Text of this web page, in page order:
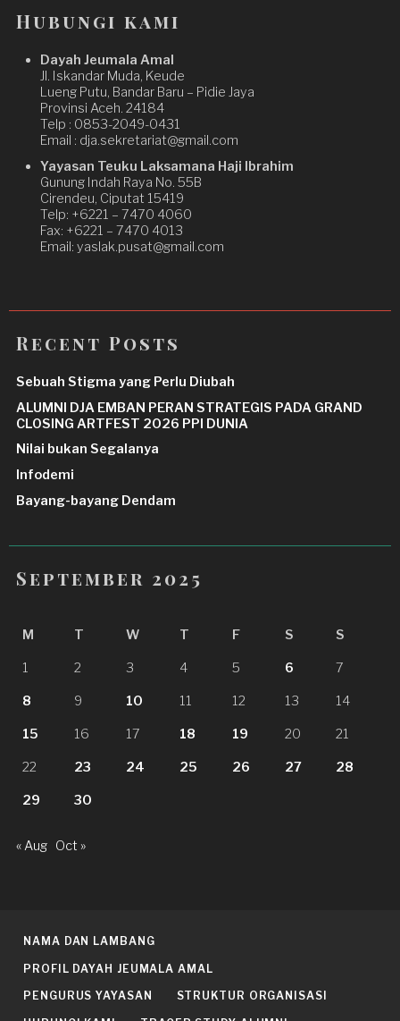
Hubungi kami
Dayah Jeumala Amal
Jl. Iskandar Muda, Keude
Lueng Putu, Bandar Baru – Pidie Jaya
Provinsi Aceh. 24184
Telp : 0853-2049-0431
Email : dja.sekretariat@gmail.com
Yayasan Teuku Laksamana Haji Ibrahim
Gunung Indah Raya No. 55B
Cirendeu, Ciputat 15419
Telp: +6221 – 7470 4060
Fax: +6221 – 7470 4013
Email: yaslak.pusat@gmail.com
Recent Posts
Sebuah Stigma yang Perlu Diubah
ALUMNI DJA EMBAN PERAN STRATEGIS PADA GRAND
CLOSING ARTFEST 2026 PPI DUNIA
Nilai bukan Segalanya
Infodemi
Bayang-bayang Dendam
September 2025
M T W T F S S
1 2 3 4 5 6 7
8 9 10 11 12 13 14
15 16 17 18 19 20 21
22 23 24 25 26 27 28
29 30
« Aug Oct »
NAMA DAN LAMBANG
PROFIL DAYAH JEUMALA AMAL
PENGURUS YAYASAN STRUKTUR ORGANISASI